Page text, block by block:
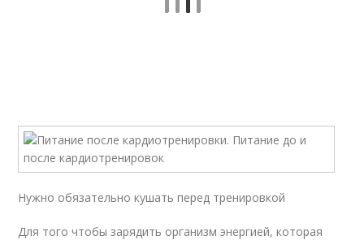
Нужно обязательно кушать перед тренировкой
Для того чтобы зарядить организм энергией, которая